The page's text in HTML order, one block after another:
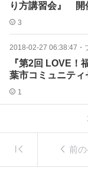
り方講習会』 開
3
2018-02-27 06:38:47 ・
『第2回 LOVE！
葉市コミュニティ
1
前